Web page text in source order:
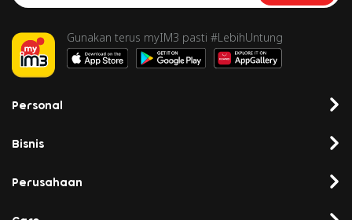
Gunakan terus myIM3 pasti #LebihUntung
Personal
Bisnis
Perusahaan